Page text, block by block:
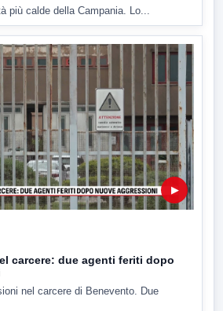
più calde della Campania. Lo...
▶
carcere: due agenti feriti dopo
nel carcere di Benevento. Due